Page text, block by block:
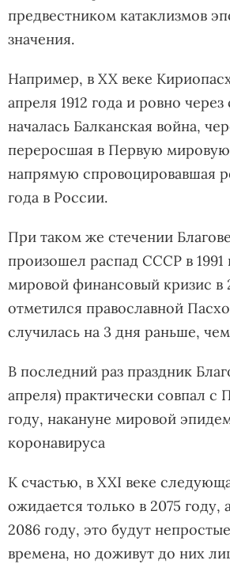
предвестником катаклизмов
значения.
Например, в XX веке
апреля 1912 года и ровно
началась Балканская война,
переросшая в Первую
напрямую спровоцировавшая
года в России.
При таком же стечении
произошел распад СССР в 1991
мировой финансовый кризис в
отметился православной
случилась на 3 дня раньше,
В последний раз праздник
апреля) практически совпал с
году, накануне мировой
коронавируса
К счастью, в XXI веке
ожидается только в 2075 году,
2086 году, это будут
времена, но доживут до них